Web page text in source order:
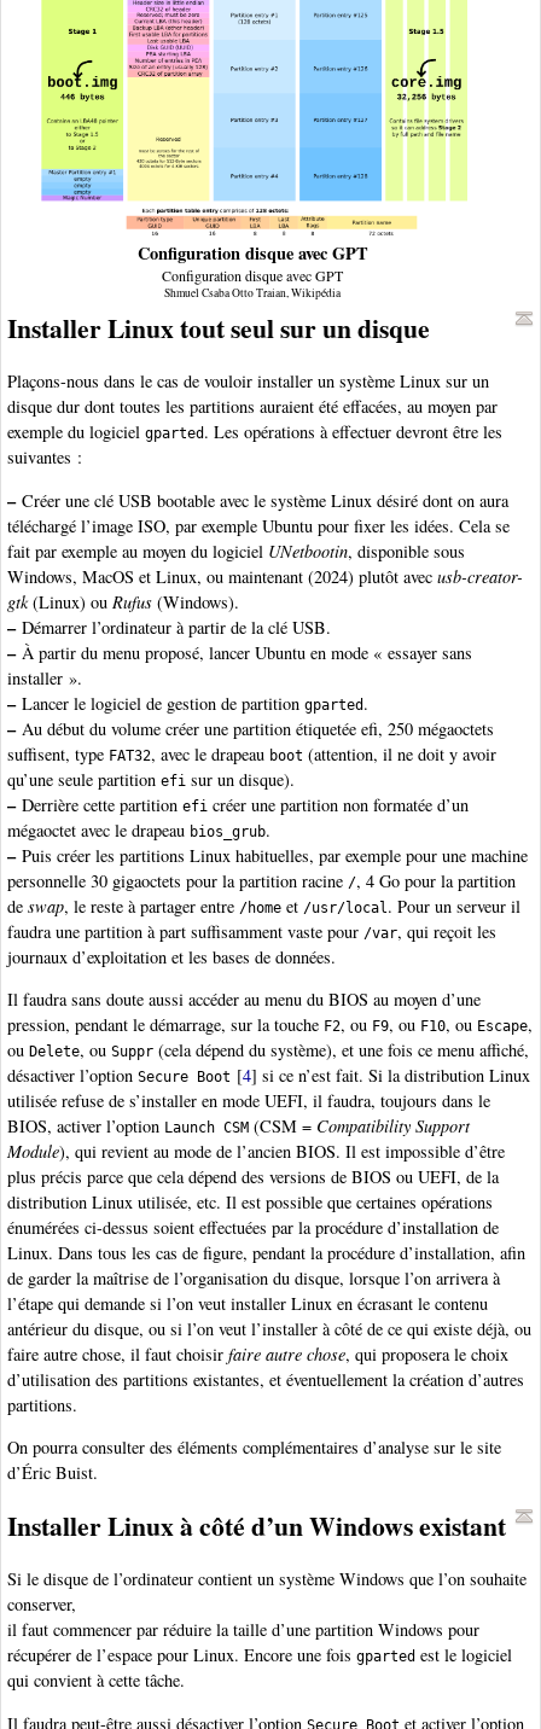
Configuration disque avec GPT
Configuration disque avec GPT
Shmuel Csaba Otto Traian, Wikipédia
Installer Linux tout seul sur un disque
Plaçons-nous dans le cas de vouloir installer un système Linux sur un
disque dur dont toutes les partitions auraient été effacées, au moyen par
exemple du logiciel gparted . Les opérations à effectuer devront être les
suivantes :
–Créer une clé USB bootable avec le système Linux désiré dont on aura
téléchargé l’image ISO, par exemple Ubuntu pour fixer les idées. Cela se
fait par exemple au moyen du logiciel UNetbootin, disponible sous
Windows, MacOS et Linux, ou maintenant (2024) plutôt avec usb-creator-
gtk(Linux) ou Rufus (Windows).
–Démarrer l’ordinateur à partir de la clé USB.
–À partir du menu proposé, lancer Ubuntu en mode « essayer sans
installer ».
–Lancer le logiciel de gestion de partition gparted .
–Au début du volume créer une partition étiquetée efi, 250 mégaoctets
suffisent, type FAT32, avec le drapeau boot (attention, il ne doit y avoir
qu’une seule partition efi sur un disque).
–Derrière cette partition efi créer une partition non formatée d’un
mégaoctet avec le drapeau bios_grub.
–Puis créer les partitions Linux habituelles, par exemple pour une machine
personnelle 30 gigaoctets pour la partition racine /, 4 Go pour la partition
de swap, le reste à partager entre /home et /usr/local . Pour un serveur il
faudra une partition à part suffisamment vaste pour /var, qui reçoit les
journaux d’exploitation et les bases de données.
Il faudra sans doute aussi accéder au menu du BIOS au moyen d’une
pression, pendant le démarrage, sur la touche F2, ou F9, ou F10, ou Escape,
ou Delete, ou Suppr (cela dépend du système), et une fois ce menu affiché,
désactiver l’option Secure Boot [4] si ce n’est fait. Si la distribution Linux
utilisée refuse de s’installer en mode UEFI, il faudra, toujours dans le
BIOS, activer l’option Launch CSM (CSM = Compatibility Support
Module), qui revient au mode de l’ancien BIOS. Il est impossible d’être
plus précis parce que cela dépend des versions de BIOS ou UEFI, de la
distribution Linux utilisée, etc. Il est possible que certaines opérations
énumérées ci-dessus soient effectuées par la procédure d’installation de
Linux. Dans tous les cas de figure, pendant la procédure d’installation, afin
de garder la maîtrise de l’organisation du disque, lorsque l’on arrivera à
l’étape qui demande si l’on veut installer Linux en écrasant le contenu
antérieur du disque, ou si l’on veut l’installer à côté de ce qui existe déjà, ou
faire autre chose, il faut choisir faire autre chose, qui proposera le choix
d’utilisation des partitions existantes, et éventuellement la création d’autres
partitions.
On pourra consulter des éléments complémentaires d’analyse sur le site
d’Éric Buist.
Installer Linux à côté d’un Windows existant
Si le disque de l’ordinateur contient un système Windows que l’on souhaite
conserver,
il faut commencer par réduire la taille d’une partition Windows pour
récupérer de l’espace pour Linux. Encore une fois gparted est le logiciel
qui convient à cette tâche.
Il faudra peut-être aussi désactiver l’option Secure Boot et activer l’option